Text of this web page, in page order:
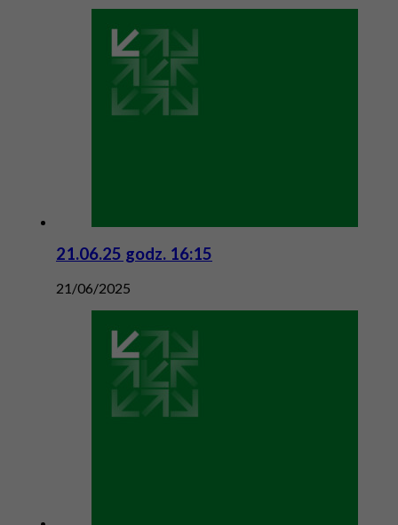
21.06.25 godz. 16:15
21/06/2025